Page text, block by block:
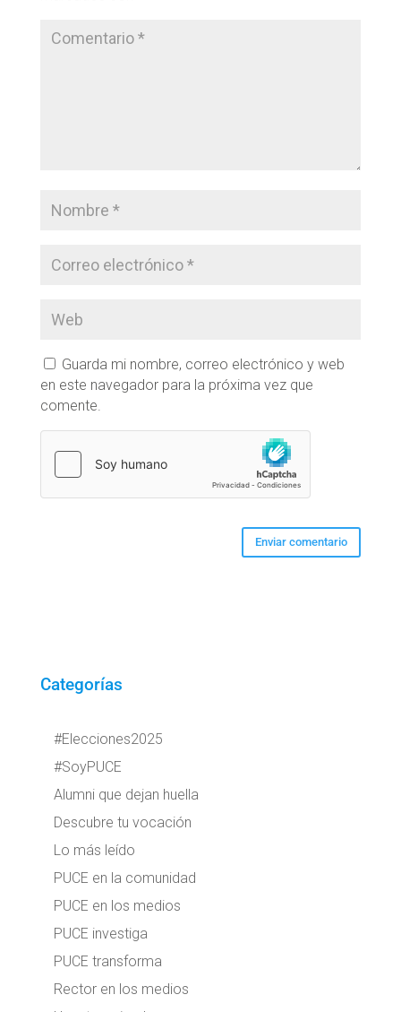
Guarda mi nombre, correo electrónico y web
en este navegador para la próxima vez que
comente.
Categorías
#Elecciones2025
#SoyPUCE
Alumni que dejan huella
Descubre tu vocación
Lo más leído
PUCE en la comunidad
PUCE en los medios
PUCE investiga
PUCE transforma
Rector en los medios